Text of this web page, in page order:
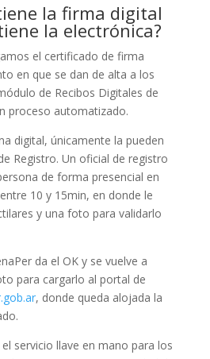
la firma digital
la electrónica?
el certificado de firma
en que se dan de alta a los
de Recibos Digitales de
proceso automatizado.
digital, únicamente la pueden
Registro. Un oficial de registro
de forma presencial en
10 y 15min, en donde le
y una foto para validarlo
da el OK y se vuelve a
para cargarlo al portal de
, donde queda alojada la
servicio llave en mano para los